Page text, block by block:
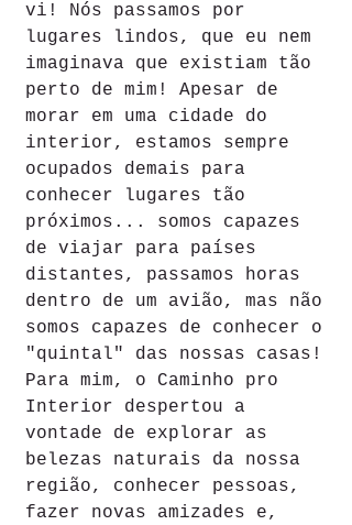
vi! Nós passamos por
lugares lindos, que eu nem
imaginava que existiam tão
perto de mim! Apesar de
morar em uma cidade do
interior, estamos sempre
ocupados demais para
conhecer lugares tão
próximos... somos capazes
de viajar para países
distantes, passamos horas
dentro de um avião, mas não
somos capazes de conhecer o
"quintal" das nossas casas!
Para mim, o Caminho pro
Interior despertou a
vontade de explorar as
belezas naturais da nossa
região, conhecer pessoas,
fazer novas amizades e,